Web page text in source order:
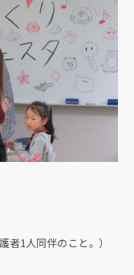
者1人同伴のこと。）